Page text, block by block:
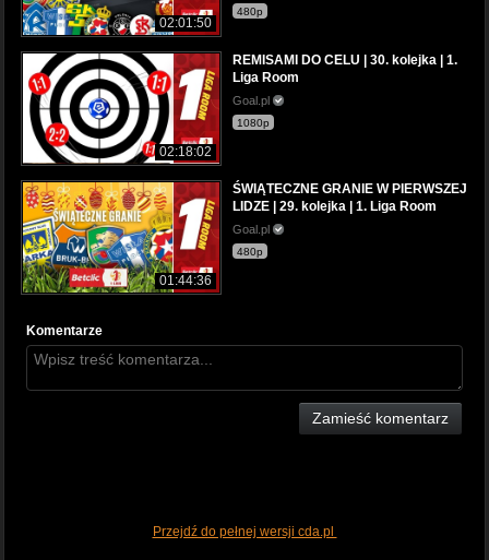
02:01:50
480p
02:18:02
REMISAMI DO CELU | 30. kolejka | 1.
Liga Room
Goal.pl
1080p
01:44:36
ŚWIĄTECZNE GRANIE W PIERWSZEJ
LIDZE | 29. kolejka | 1. Liga Room
Goal.pl
480p
Komentarze
Zamieść komentarz
Przejdź do pełnej wersji cda.pl